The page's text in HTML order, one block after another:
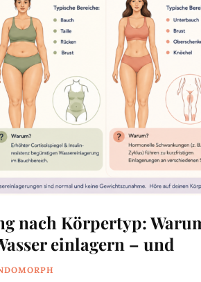
nach Körpertyp:
einlagern – und